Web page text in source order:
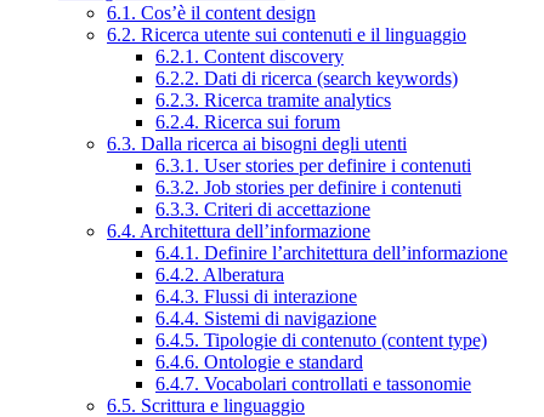
6.1. Cos’è il content design
6.2. Ricerca utente sui contenuti e il linguaggio
6.2.1. Content discovery
6.2.2. Dati di ricerca (search keywords)
6.2.3. Ricerca tramite analytics
6.2.4. Ricerca sui forum
6.3. Dalla ricerca ai bisogni degli utenti
6.3.1. User stories per definire i contenuti
6.3.2. Job stories per definire i contenuti
6.3.3. Criteri di accettazione
6.4. Architettura dell’informazione
6.4.1. Definire l’architettura dell’informazione
6.4.2. Alberatura
6.4.3. Flussi di interazione
6.4.4. Sistemi di navigazione
6.4.5. Tipologie di contenuto (content type)
6.4.6. Ontologie e standard
6.4.7. Vocabolari controllati e tassonomie
6.5. Scrittura e linguaggio